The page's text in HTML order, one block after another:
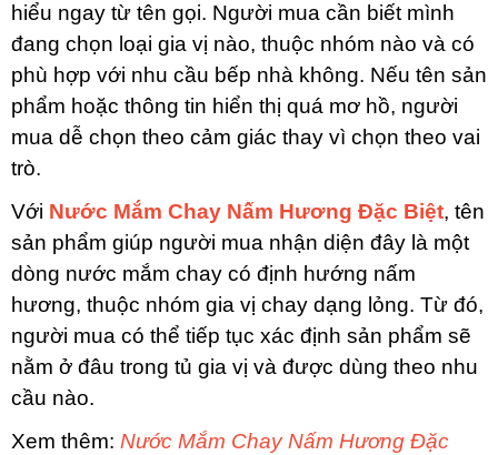
hiểu ngay từ tên gọi. Người mua cần biết mình
đang chọn loại gia vị nào, thuộc nhóm nào và có
phù hợp với nhu cầu bếp nhà không. Nếu tên sản
phẩm hoặc thông tin hiển thị quá mơ hồ, người
mua dễ chọn theo cảm giác thay vì chọn theo vai
trò.
Với Nước Mắm Chay Nấm Hương Đặc Biệt, tên
sản phẩm giúp người mua nhận diện đây là một
dòng nước mắm chay có định hướng nấm
hương, thuộc nhóm gia vị chay dạng lỏng. Từ đó,
người mua có thể tiếp tục xác định sản phẩm sẽ
nằm ở đâu trong tủ gia vị và được dùng theo nhu
cầu nào.
Xem thêm: Nước Mắm Chay Nấm Hương Đặc